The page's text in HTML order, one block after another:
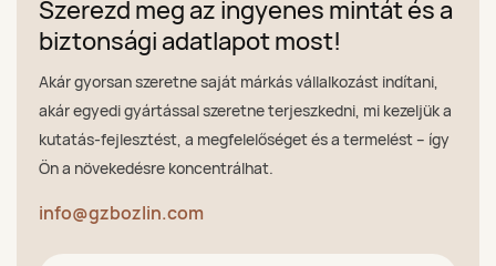
Szerezd meg az ingyenes mintát és a
biztonsági adatlapot most!
Akár gyorsan szeretne saját márkás vállalkozást indítani,
akár egyedi gyártással szeretne terjeszkedni, mi kezeljük a
kutatás-fejlesztést, a megfelelőséget és a termelést – így
Ön a növekedésre koncentrálhat.
info@gzbozlin.com